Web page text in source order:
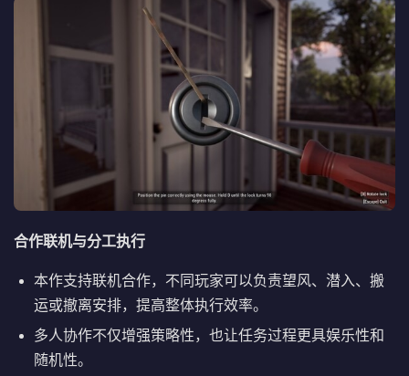
合作联机与分工执行
本作支持联机合作，不同玩家可以负责望风、潜入、搬
运或撤离安排，提高整体执行效率。
多人协作不仅增强策略性，也让任务过程更具娱乐性和
随机性。